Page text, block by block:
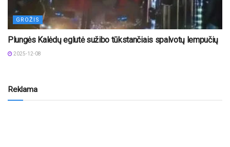
GROŽIS
Plungės Kalėdų eglutė sužibo tūkstančiais spalvotų lempučių
2025-12-08
Reklama